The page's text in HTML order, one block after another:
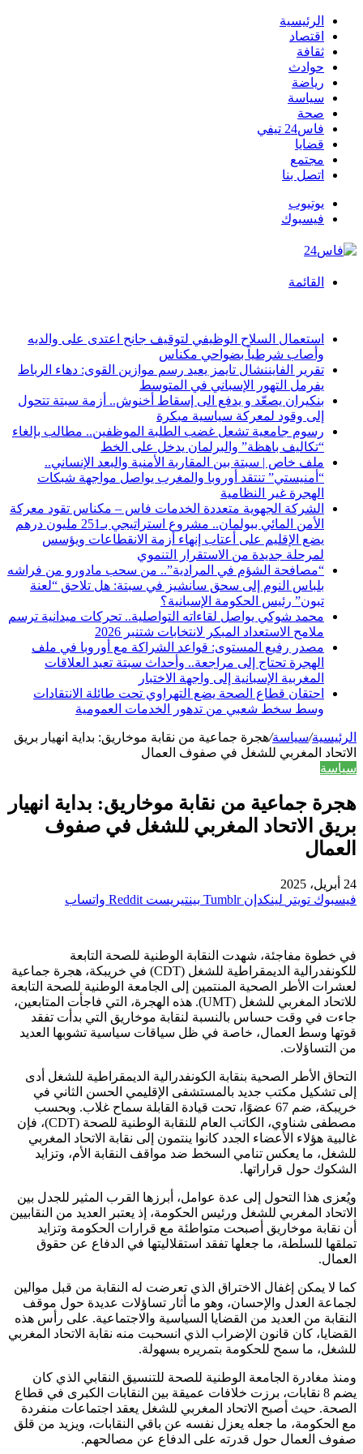
الرئيسية
اقتصاد
ثقافة
حوادث
رياضة
سياسة
صحة
فاس24 تيفي
قضايا
مجتمع
اتصل بنا
يوتيوب
فيسبوك
القائمة
استعمال السلاح الوظيفي لتوقيف جانح اعتدى على والديه
وأصاب شرطياً بضواحي مكناس
تقرير الفايننشال تايمز يعيد رسم موازين القوى: دهاء الرباط
يفرمل التهور الإسباني في المتوسط
بنكيران يصعّد و يدفع الى إسقاط أخنوش.. أزمة سبتة تتحول
إلى وقود لمعركة سياسية مبكرة
رسوم جامعية تشعل غضب الطلبة الموظفين.. مطالب بإلغاء
“تكاليف باهظة” والبرلمان يدخل على الخط
ملف خاص | سبتة بين المقاربة الأمنية والبعد الإنساني..
“أمنيستي” تنتقد أوروبا والمغرب يواصل مواجهة شبكات
الهجرة غير النظامية
الشركة الجهوية متعددة الخدمات فاس – مكناس تقود معركة
الأمن المائي ببولمان.. مشروع استراتيجي بـ251 مليون درهم
يضع الإقليم على أعتاب إنهاء أزمة الانقطاعات ويؤسس
لمرحلة جديدة من الاستقرار التنموي
“مصافحة الشؤم في المرادية”.. من سحب مادورو من فراشه
بلباس النوم إلى سحق سانشيز في سبتة: هل تلاحق “لعنة
تبون” رئيس الحكومة الإسبانية؟
محمد شوكي يواصل لقاءاته التواصلية.. تحركات ميدانية ترسم
ملامح الاستعداد المبكر لانتخابات شتنبر 2026
مصدر رفيع المستوى: قواعد الشراكة مع أوروبا في ملف
الهجرة تحتاج إلى مراجعة.. وأحداث سبتة تعيد العلاقات
المغربية الإسبانية إلى واجهة الاختبار
احتقان قطاع الصحة يضع التهراوي تحت طائلة الانتقادات
وسط سخط شعبي من تدهور الخدمات العمومية
الرئيسية/سياسة/هجرة جماعية من نقابة موخاريق: بداية انهيار بريق
الاتحاد المغربي للشغل في صفوف العمال
سياسة
هجرة جماعية من نقابة موخاريق: بداية انهيار
بريق الاتحاد المغربي للشغل في صفوف
العمال
24 أبريل، 2025
فيسبوك تويتر لينكدإن بينتيريست واتساب
في خطوة مفاجئة، شهدت النقابة الوطنية للصحة التابعة
للكونفدرالية الديمقراطية للشغل (CDT) في خريبكة، هجرة جماعية
لعشرات الأطر الصحية المنتمين إلى الجامعة الوطنية للصحة التابعة
للاتحاد المغربي للشغل (UMT). هذه الهجرة، التي فاجأت المتابعين،
جاءت في وقت حساس بالنسبة لنقابة موخاريق التي بدأت تفقد
قوتها وسط العمال، خاصة في ظل سياقات سياسية تشوبها العديد
من التساؤلات.
التحاق الأطر الصحية بنقابة الكونفدرالية الديمقراطية للشغل أدى
إلى تشكيل مكتب جديد بالمستشفى الإقليمي الحسن الثاني في
خريبكة، ضم 67 عضوًا، تحت قيادة القابلة سماح غلاب. وبحسب
مصطفى شناوي، الكاتب العام للنقابة الوطنية للصحة (CDT)، فإن
غالبية هؤلاء الأعضاء الجدد كانوا ينتمون إلى نقابة الاتحاد المغربي
للشغل، ما يعكس تنامي السخط ضد مواقف النقابة الأم، وتزايد
الشكوك حول قراراتها.
ويُعزى هذا التحول إلى عدة عوامل، أبرزها القرب المثير للجدل بين
الاتحاد المغربي للشغل ورئيس الحكومة، إذ يعتبر العديد من النقابيين
أن نقابة موخاريق أصبحت متواطئة مع قرارات الحكومة وتزايد
تملقها للسلطة، ما جعلها تفقد استقلاليتها في الدفاع عن حقوق
العمال.
كما لا يمكن إغفال الاختراق الذي تعرضت له النقابة من قبل موالين
لجماعة العدل والإحسان، وهو ما أثار تساؤلات عديدة حول موقف
النقابة من العديد من القضايا السياسية والاجتماعية. على رأس هذه
القضايا، كان قانون الإضراب الذي انسحبت منه نقابة الاتحاد المغربي
للشغل، ما سمح للحكومة بتمريره بسهولة.
ومنذ مغادرة الجامعة الوطنية للصحة للتنسيق النقابي الذي كان
يضم 8 نقابات، برزت خلافات عميقة بين النقابات الكبرى في قطاع
الصحة. حيث أصبح الاتحاد المغربي للشغل يعقد اجتماعات منفردة
مع الحكومة، ما جعله يعزل نفسه عن باقي النقابات، ويزيد من قلق
صفوف العمال حول قدرته على الدفاع عن مصالحهم.